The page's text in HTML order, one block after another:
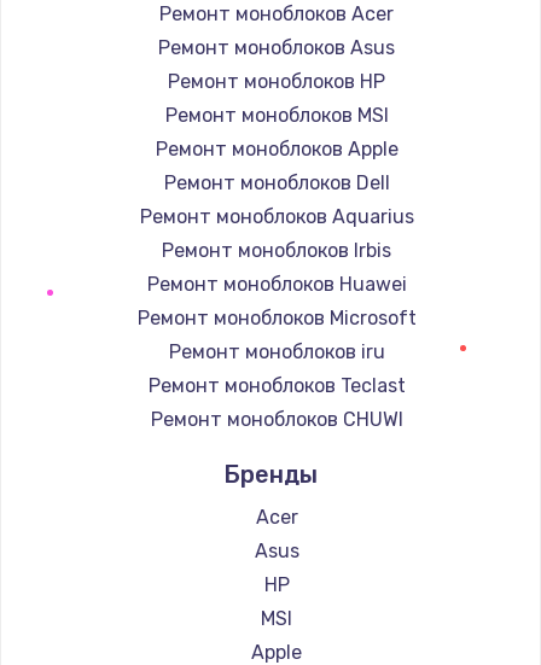
Замена лотка Flash
750 руб.
Заказать
Замена лотка SIM
790 руб.
Замена северного моста
2300 руб.
Восстановление данных
Замена SSD
895 руб.
Ремонт моноблоков Acer
Ремонт моноблоков Asus
Ремонт моноблоков HP
Ремонт моноблоков MSI
Ремонт моноблоков Apple
Ремонт моноблоков Dell
Ремонт моноблоков Aquarius
Ремонт моноблоков Irbis
Ремонт моноблоков Huawei
Ремонт моноблоков Microsoft
Ремонт моноблоков iru
Ремонт моноблоков Teclast
Ремонт моноблоков CHUWI
Бренды
Acer
Asus
HP
MSI
Apple